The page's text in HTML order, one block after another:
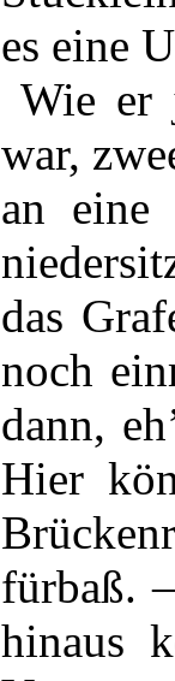
es eine
Wie er
war,
an eine
das
noch
dann,
Hier
fürbaß.
hinaus